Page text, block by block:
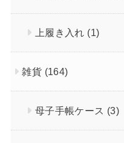
上履き入れ (1)
雑貨 (164)
母子手帳ケース (3)